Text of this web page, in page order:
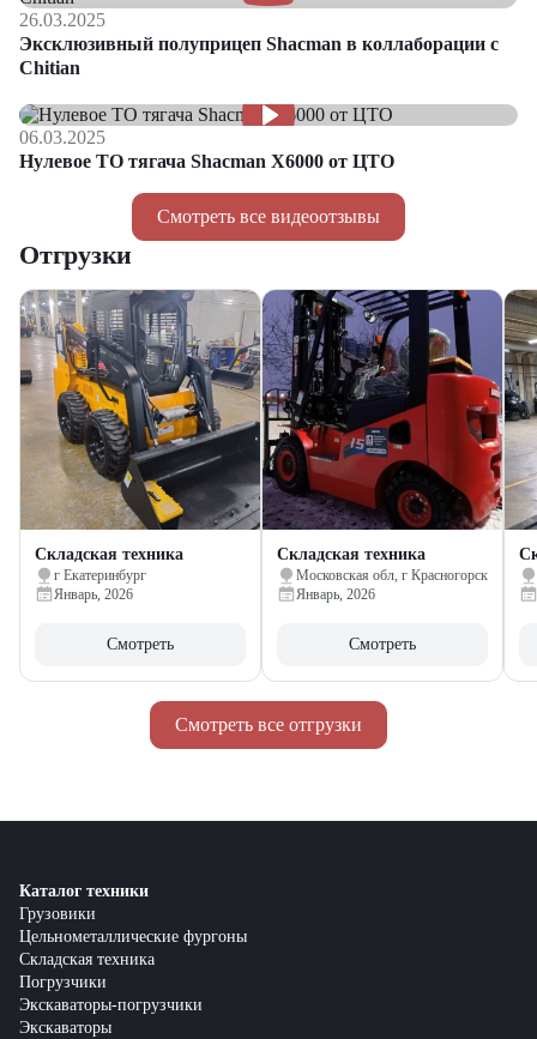
Смотреть все видеоотзывы
26.03.2025
Эксклюзивный полуприцеп Shacman в коллаборации с
Chitian
06.03.2025
Нулевое ТО тягача Shacman Х6000 от ЦТО
Смотреть все отгрузки
Отгрузки
Складская техника
г Екатеринбург
Январь, 2026
Смотреть
Складская техника
Московская обл, г Красногорск
Январь, 2026
Смотреть
Каталог техники
Грузовики
Цельнометаллические фургоны
Складская техника
Погрузчики
Экскаваторы-погрузчики
Экскаваторы